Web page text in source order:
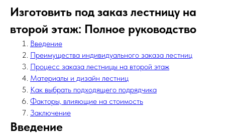
Изготовить под заказ лестницу на
второй этаж: Полное руководство
Введение
Преимущества индивидуального заказа лестниц
Процесс заказа лестницы на второй этаж
Материалы и дизайн лестниц
Как выбрать подходящего подрядчика
Факторы, влияющие на стоимость
Заключение
Введение